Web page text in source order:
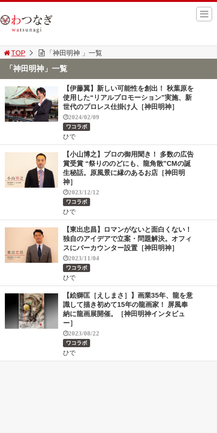
TOP 「神田明神 」一覧
「神田明神」一覧
【伊藤翼】新しい可能性を創出！ 秋葉原を
使用した“リアルプロモーション”実施、新
世代のプロレス仕掛け人［神田明神］
2024/02/09
ワコラボ
ひで
【小山博之】プロの御用聞き！ 多数の広告
賞受賞 “祭りののどにも、龍角散”CMの誕
生秘話。原風景に縁のあるお店［神田明
神］
2023/12/12
ワコラボ
ひで
【東出忠昌】ロマンがないと面白くない！
独自のアイデアで立案・問題解決。オフィ
スにバーカウンター設置［神田明神］
2023/11/04
ワコラボ
ひで
【絵獅匡［えしまさ］】画業35年、龍を意
識して描き初めて15年の龍画家！ 屏風奉
納に龍画展開催。［神田明神インタビュ
ー］
2023/08/22
ワコラボ
ひで